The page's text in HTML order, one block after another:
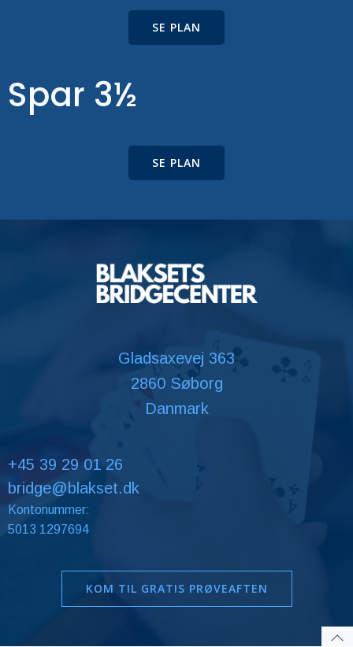
SE PLAN
Spar 3½
SE PLAN
Gladsaxevej 363
2860 Søborg
Danmark
+45 39 29 01 26
bridge@blakset.dk
Kontonummer:
5013 1297694
KOM TIL GRATIS PRØVEAFTEN